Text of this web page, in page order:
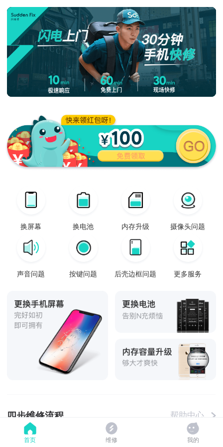
换屏幕 换电池 内存升级 摄像头问题
声音问题 按键问题 后壳边框问题 更多服务
四步维修流程 帮助中心
首页 维修 我的